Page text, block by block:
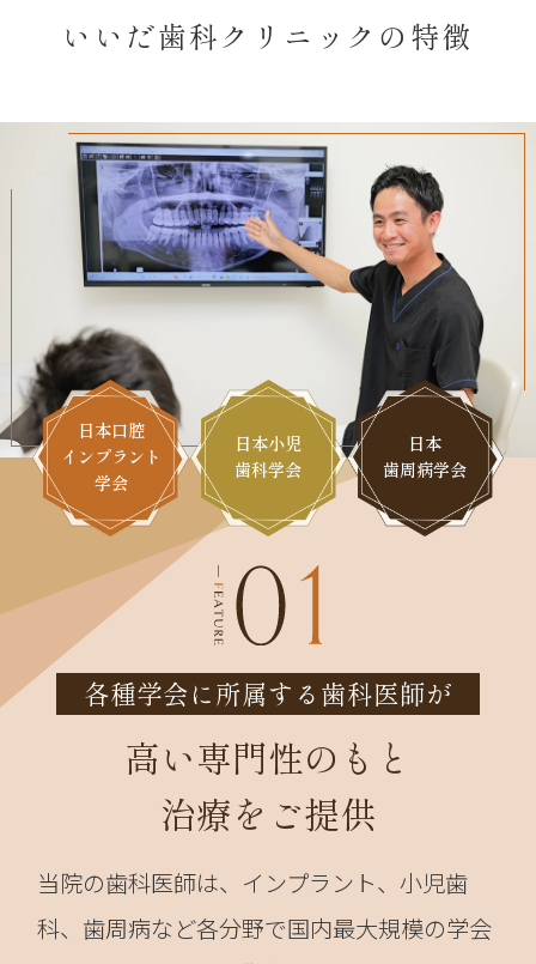
いいだ歯科クリニックの特徴
日本口腔
インプラント
学会
日本小児
歯科学会
日本
歯周病学会
各種学会に所属する歯科医師が
高い専門性のもと
治療をご提供
当院の歯科医師は、インプラント、小児歯
科、歯周病など各分野で国内最大規模の学会